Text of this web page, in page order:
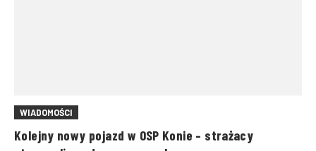
WIADOMOŚCI
Kolejny nowy pojazd w OSP Konie – strażacy